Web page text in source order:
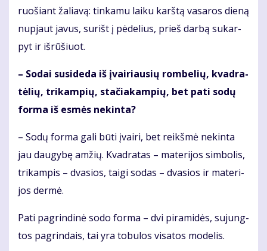
ruo­šiant ža­lia­vą: tin­ka­mu lai­ku karš­tą va­sa­ros die­ną
nu­pjaut ja­vus, su­rišt į pė­de­lius, prieš dar­bą su­kar­
pyt ir iš­rū­šiuot.
– So­dai su­si­de­da iš įvai­riau­sių rom­be­lių, kvad­ra­
tė­lių, tri­kam­pių, sta­čia­kam­pių, bet pa­ti so­dų
for­ma iš es­mės ne­kin­ta?
– So­dų for­ma ga­li bū­ti įvai­ri, bet reikš­mė ne­kin­ta
jau dau­gy­bę am­žių. Kvad­ra­tas – ma­te­ri­jos sim­bo­lis,
tri­kam­pis – dva­sios, tai­gi so­das – dva­sios ir ma­te­ri­
jos der­mė.
Pa­ti pa­grin­di­nė so­do for­ma – dvi pi­ra­mi­dės, su­jung­
tos pa­grin­dais, tai yra to­bu­los vi­sa­tos mo­de­lis.